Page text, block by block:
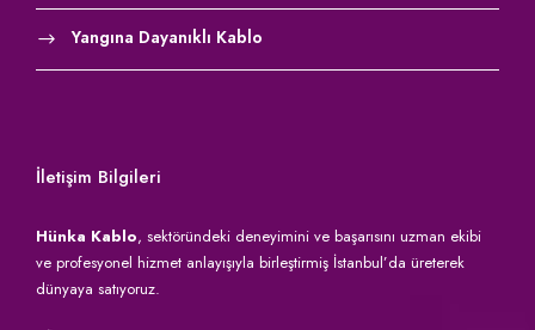
Yangına Dayanıklı Kablo
İletişim Bilgileri
Hünka Kablo, sektöründeki deneyimini ve başarısını uzman ekibi
ve profesyonel hizmet anlayışıyla birleştirmiş İstanbul’da üreterek
dünyaya satıyoruz.